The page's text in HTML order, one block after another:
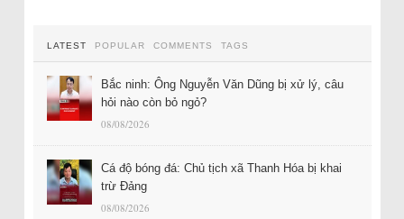
LATEST POPULAR COMMENTS TAGS
Bắc ninh: Ông Nguyễn Văn Dũng bị xử lý, câu
hỏi nào còn bỏ ngỏ?
08/08/2026
Cá độ bóng đá: Chủ tịch xã Thanh Hóa bị khai
trừ Đảng
08/08/2026